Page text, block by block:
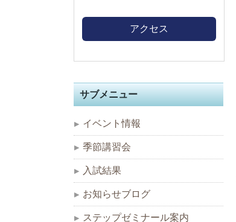
アクセス
サブメニュー
イベント情報
季節講習会
入試結果
お知らせブログ
ステップゼミナール案内